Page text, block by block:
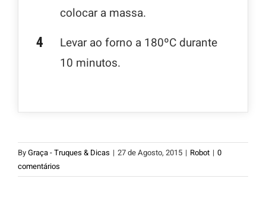
colocar a massa.
Levar ao forno a 180ºC durante
10 minutos.
ByGraça - Truques & Dicas | 27 de Agosto, 2015 | Robot | 0
comentários